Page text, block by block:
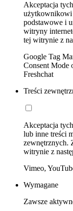
Akceptacja
użytkownikowi
podstawowe i
witryny
tej witrynie z
Google Tag
Consent Mode
Freshchat
Treści
Akceptacja
lub inne treści
zewnętrznych.
witrynie z
Vimeo,
Wymagane
Zawsze